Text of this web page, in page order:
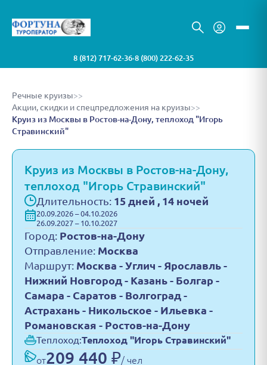
8 (812) 717-62-36•8 (800) 222-62-35
Речные круизы>>
Акции, скидки и спецпредложения на круизы>>
Круиз из Москвы в Ростов-на-Дону, теплоход "Игорь
Стравинский"
Круиз из Москвы в Ростов-на-Дону,
теплоход "Игорь Стравинский"
Длительность: 15 дней , 14 ночей
20.09.2026 – 04.10.2026
26.09.2027 – 10.10.2027
Город: Ростов-на-Дону
Отправление: Москва
Маршрут: Москва - Углич - Ярославль -
Нижний Новгород - Казань - Болгар -
Самара - Саратов - Волгоград -
Астрахань - Никольское - Ильевка -
Романовская - Ростов-на-Дону
Теплоход:Теплоход "Игорь Стравинский"
от209 440 ₽/ чел